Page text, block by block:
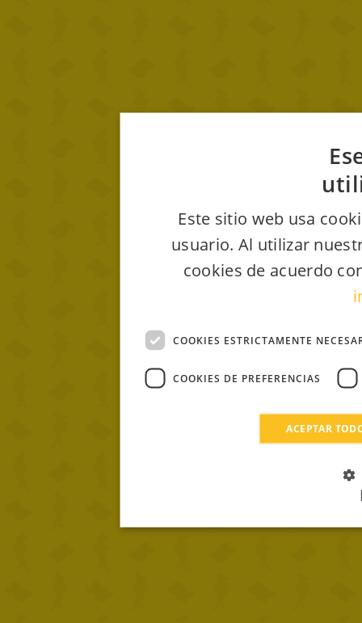
Este sitio web usa
usuario. Al utilizar
cookies de acuerdo
COOKIES ESTRICTAMENTE
COOKIES DE PREFERENCIAS
ACEPTAR